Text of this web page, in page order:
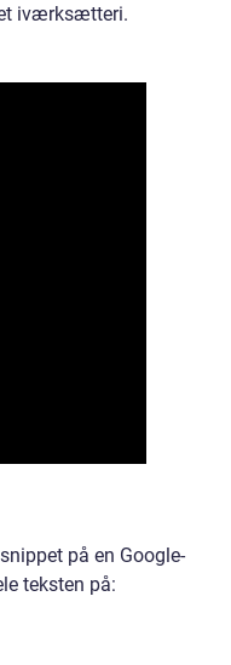
iværksætteri.
på en Google-
teksten på: